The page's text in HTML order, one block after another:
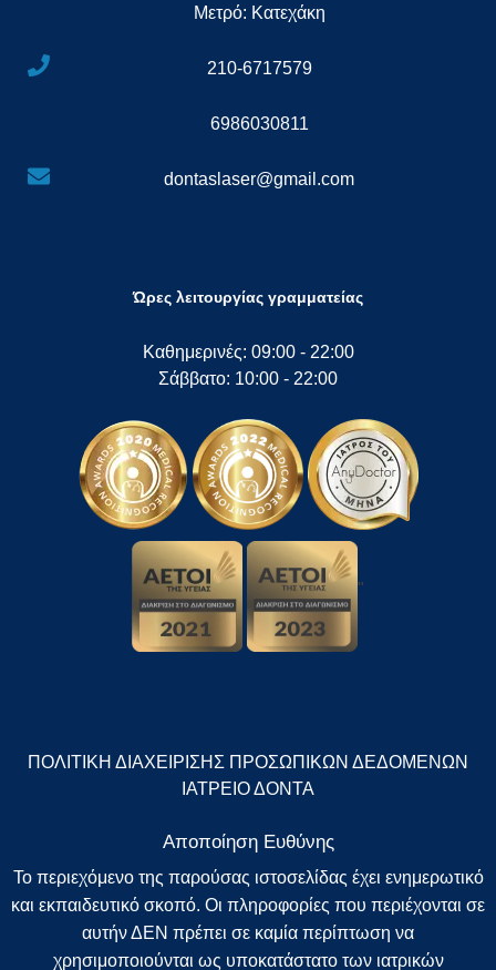
Μετρό: Κατεχάκη
210-6717579
6986030811
dontaslaser@gmail.com
Ώρες λειτουργίας γραμματείας
Καθημερινές: 09:00 - 22:00
Σάββατο: 10:00 - 22:00
"
ΠΟΛΙΤΙΚΗ ΔΙΑΧΕΙΡΙΣΗΣ ΠΡΟΣΩΠΙΚΩΝ ΔΕΔΟΜΕΝΩΝ
ΙΑΤΡΕΙΟ ΔΟΝΤΑ
Αποποίηση Ευθύνης
Το περιεχόμενο της παρούσας ιστοσελίδας έχει ενημερωτικό
και εκπαιδευτικό σκοπό. Οι πληροφορίες που περιέχονται σε
αυτήν ΔΕΝ πρέπει σε καμία περίπτωση να
χρησιμοποιούνται ως υποκατάστατο των ιατρικών